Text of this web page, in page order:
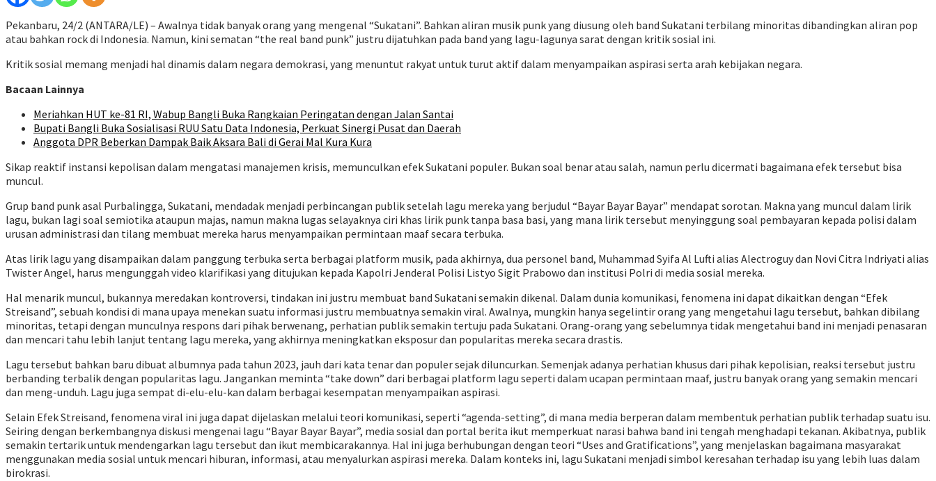
Pekanbaru, 24/2 (ANTARA/LE) – Awalnya tidak banyak orang yang mengenal “Sukatani”. Bahkan aliran musik punk yang diusung oleh band Sukatani terbilang minoritas dibandingkan aliran pop
atau bahkan rock di Indonesia. Namun, kini sematan “the real band punk” justru dijatuhkan pada band yang lagu-lagunya sarat dengan kritik sosial ini.
Kritik sosial memang menjadi hal dinamis dalam negara demokrasi, yang menuntut rakyat untuk turut aktif dalam menyampaikan aspirasi serta arah kebijakan negara.
Bacaan Lainnya
Meriahkan HUT ke-81 RI, Wabup Bangli Buka Rangkaian Peringatan dengan Jalan Santai
Bupati Bangli Buka Sosialisasi RUU Satu Data Indonesia, Perkuat Sinergi Pusat dan Daerah
Anggota DPR Beberkan Dampak Baik Aksara Bali di Gerai Mal Kura Kura
Sikap reaktif instansi kepolisan dalam mengatasi manajemen krisis, memunculkan efek Sukatani populer. Bukan soal benar atau salah, namun perlu dicermati bagaimana efek tersebut bisa
muncul.
Grup band punk asal Purbalingga, Sukatani, mendadak menjadi perbincangan publik setelah lagu mereka yang berjudul “Bayar Bayar Bayar” mendapat sorotan. Makna yang muncul dalam lirik
lagu, bukan lagi soal semiotika ataupun majas, namun makna lugas selayaknya ciri khas lirik punk tanpa basa basi, yang mana lirik tersebut menyinggung soal pembayaran kepada polisi dalam
urusan administrasi dan tilang membuat mereka harus menyampaikan permintaan maaf secara terbuka.
Atas lirik lagu yang disampaikan dalam panggung terbuka serta berbagai platform musik, pada akhirnya, dua personel band, Muhammad Syifa Al Lufti alias Alectroguy dan Novi Citra Indriyati alias
Twister Angel, harus mengunggah video klarifikasi yang ditujukan kepada Kapolri Jenderal Polisi Listyo Sigit Prabowo dan institusi Polri di media sosial mereka.
Hal menarik muncul, bukannya meredakan kontroversi, tindakan ini justru membuat band Sukatani semakin dikenal. Dalam dunia komunikasi, fenomena ini dapat dikaitkan dengan “Efek
Streisand”, sebuah kondisi di mana upaya menekan suatu informasi justru membuatnya semakin viral. Awalnya, mungkin hanya segelintir orang yang mengetahui lagu tersebut, bahkan dibilang
minoritas, tetapi dengan munculnya respons dari pihak berwenang, perhatian publik semakin tertuju pada Sukatani. Orang-orang yang sebelumnya tidak mengetahui band ini menjadi penasaran
dan mencari tahu lebih lanjut tentang lagu mereka, yang akhirnya meningkatkan eksposur dan popularitas mereka secara drastis.
Lagu tersebut bahkan baru dibuat albumnya pada tahun 2023, jauh dari kata tenar dan populer sejak diluncurkan. Semenjak adanya perhatian khusus dari pihak kepolisian, reaksi tersebut justru
berbanding terbalik dengan popularitas lagu. Jangankan meminta “take down” dari berbagai platform lagu seperti dalam ucapan permintaan maaf, justru banyak orang yang semakin mencari
dan meng-unduh. Lagu juga sempat di-elu-elu-kan dalam berbagai kesempatan menyampaikan aspirasi.
Selain Efek Streisand, fenomena viral ini juga dapat dijelaskan melalui teori komunikasi, seperti “agenda-setting”, di mana media berperan dalam membentuk perhatian publik terhadap suatu isu.
Seiring dengan berkembangnya diskusi mengenai lagu “Bayar Bayar Bayar”, media sosial dan portal berita ikut memperkuat narasi bahwa band ini tengah menghadapi tekanan. Akibatnya, publik
semakin tertarik untuk mendengarkan lagu tersebut dan ikut membicarakannya. Hal ini juga berhubungan dengan teori “Uses and Gratifications”, yang menjelaskan bagaimana masyarakat
menggunakan media sosial untuk mencari hiburan, informasi, atau menyalurkan aspirasi mereka. Dalam konteks ini, lagu Sukatani menjadi simbol keresahan terhadap isu yang lebih luas dalam
birokrasi.